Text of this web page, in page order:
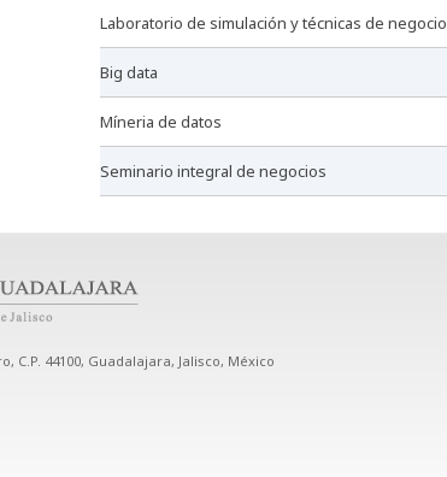
laboratorio de simulación y técnicas de negocio
big data
míneria de datos
seminario integral de negocios
C.P. 44100, Guadalajara, Jalisco, México